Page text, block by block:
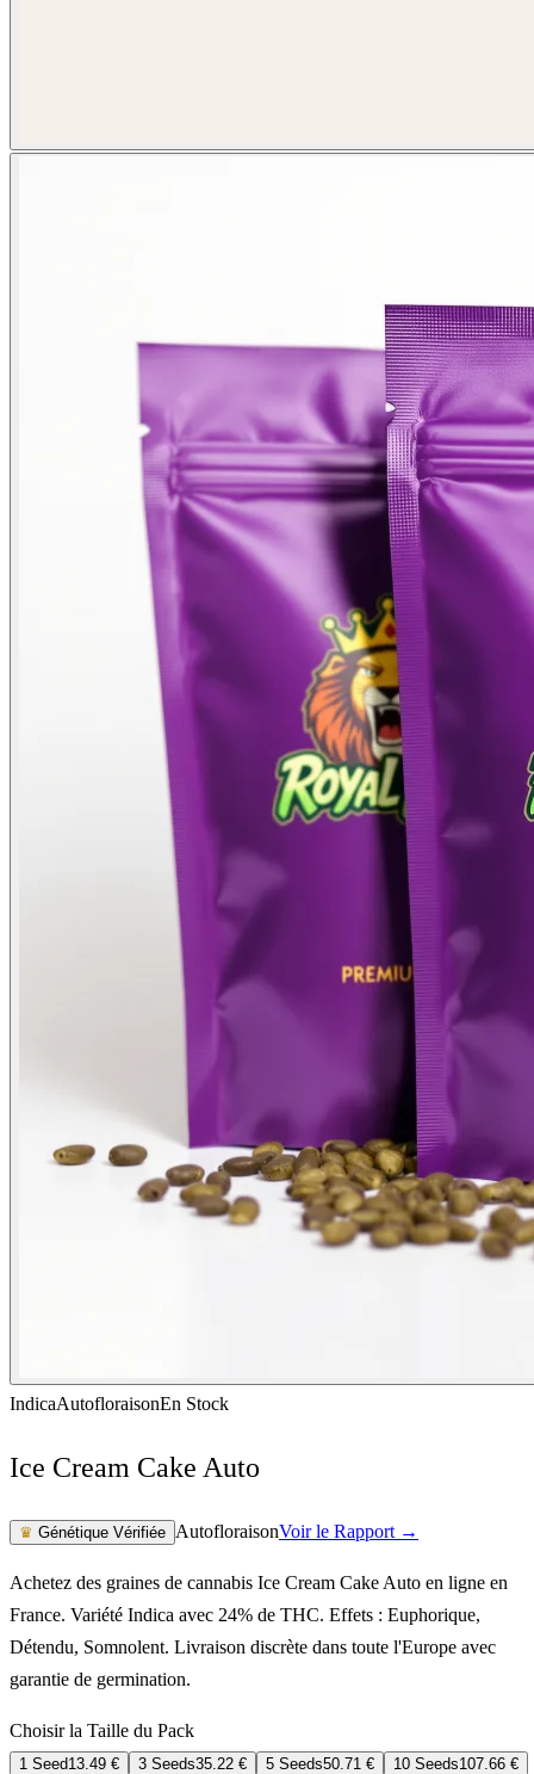
IndicaAutofloraisonEn Stock
Ice Cream Cake Auto
♛ Génétique Vérifiée AutofloraisonVoir le Rapport →
Achetez des graines de cannabis Ice Cream Cake Auto en ligne en
France. Variété Indica avec 24% de THC. Effets : Euphorique,
Détendu, Somnolent. Livraison discrète dans toute l'Europe avec
garantie de germination.
Choisir la Taille du Pack
1 Seed13.49 € 3 Seeds35.22 € 5 Seeds50.71 € 10 Seeds107.66 €